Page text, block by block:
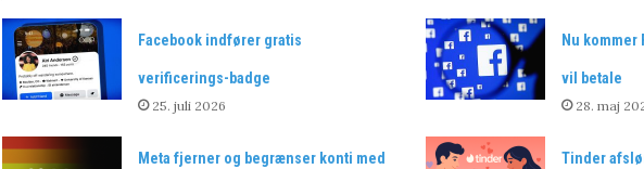
Facebook indfører gratis
verificerings-badge
25. juli 2026
Nu kommer
vil betale
28. maj
Meta fjerner og begrænser konti med Tinder